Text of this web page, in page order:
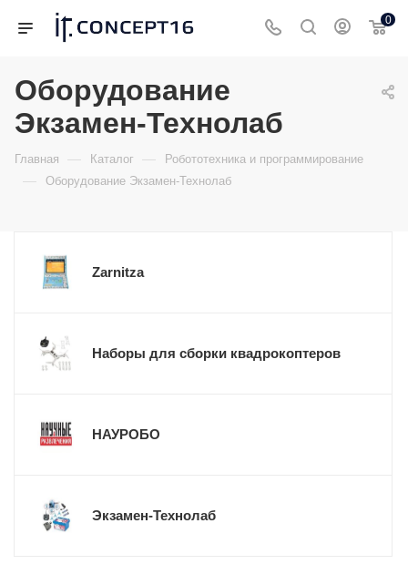
0
Оборудование
Экзамен-Технолаб
Главная — Каталог — Робототехника и программирование
— Оборудование Экзамен-Технолаб
Zarnitza
Наборы для сборки квадрокоптеров
НАУРОБО
Экзамен-Технолаб